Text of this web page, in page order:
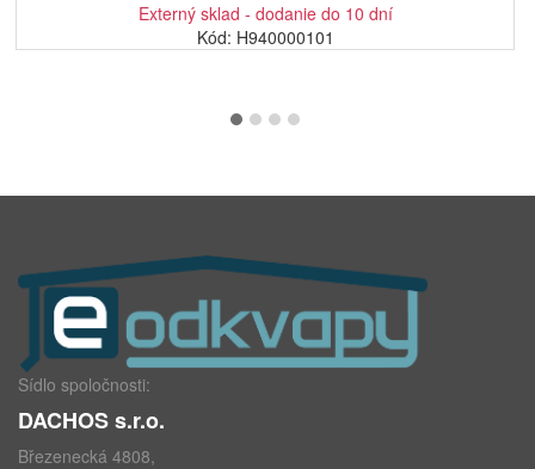
Externý sklad - dodanie do 10 dní
Kód: H940000101
Sídlo spoločnosti:
DACHOS s.r.o.
Březenecká 4808,